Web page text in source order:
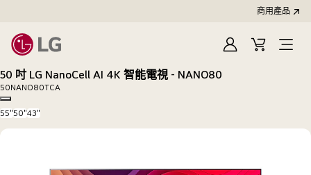
商用產品
登
購
50 吋 LG NanoCell AI 4K 智能電視 - NANO80
50NANO80TCA
Copy model name
55"50"43"